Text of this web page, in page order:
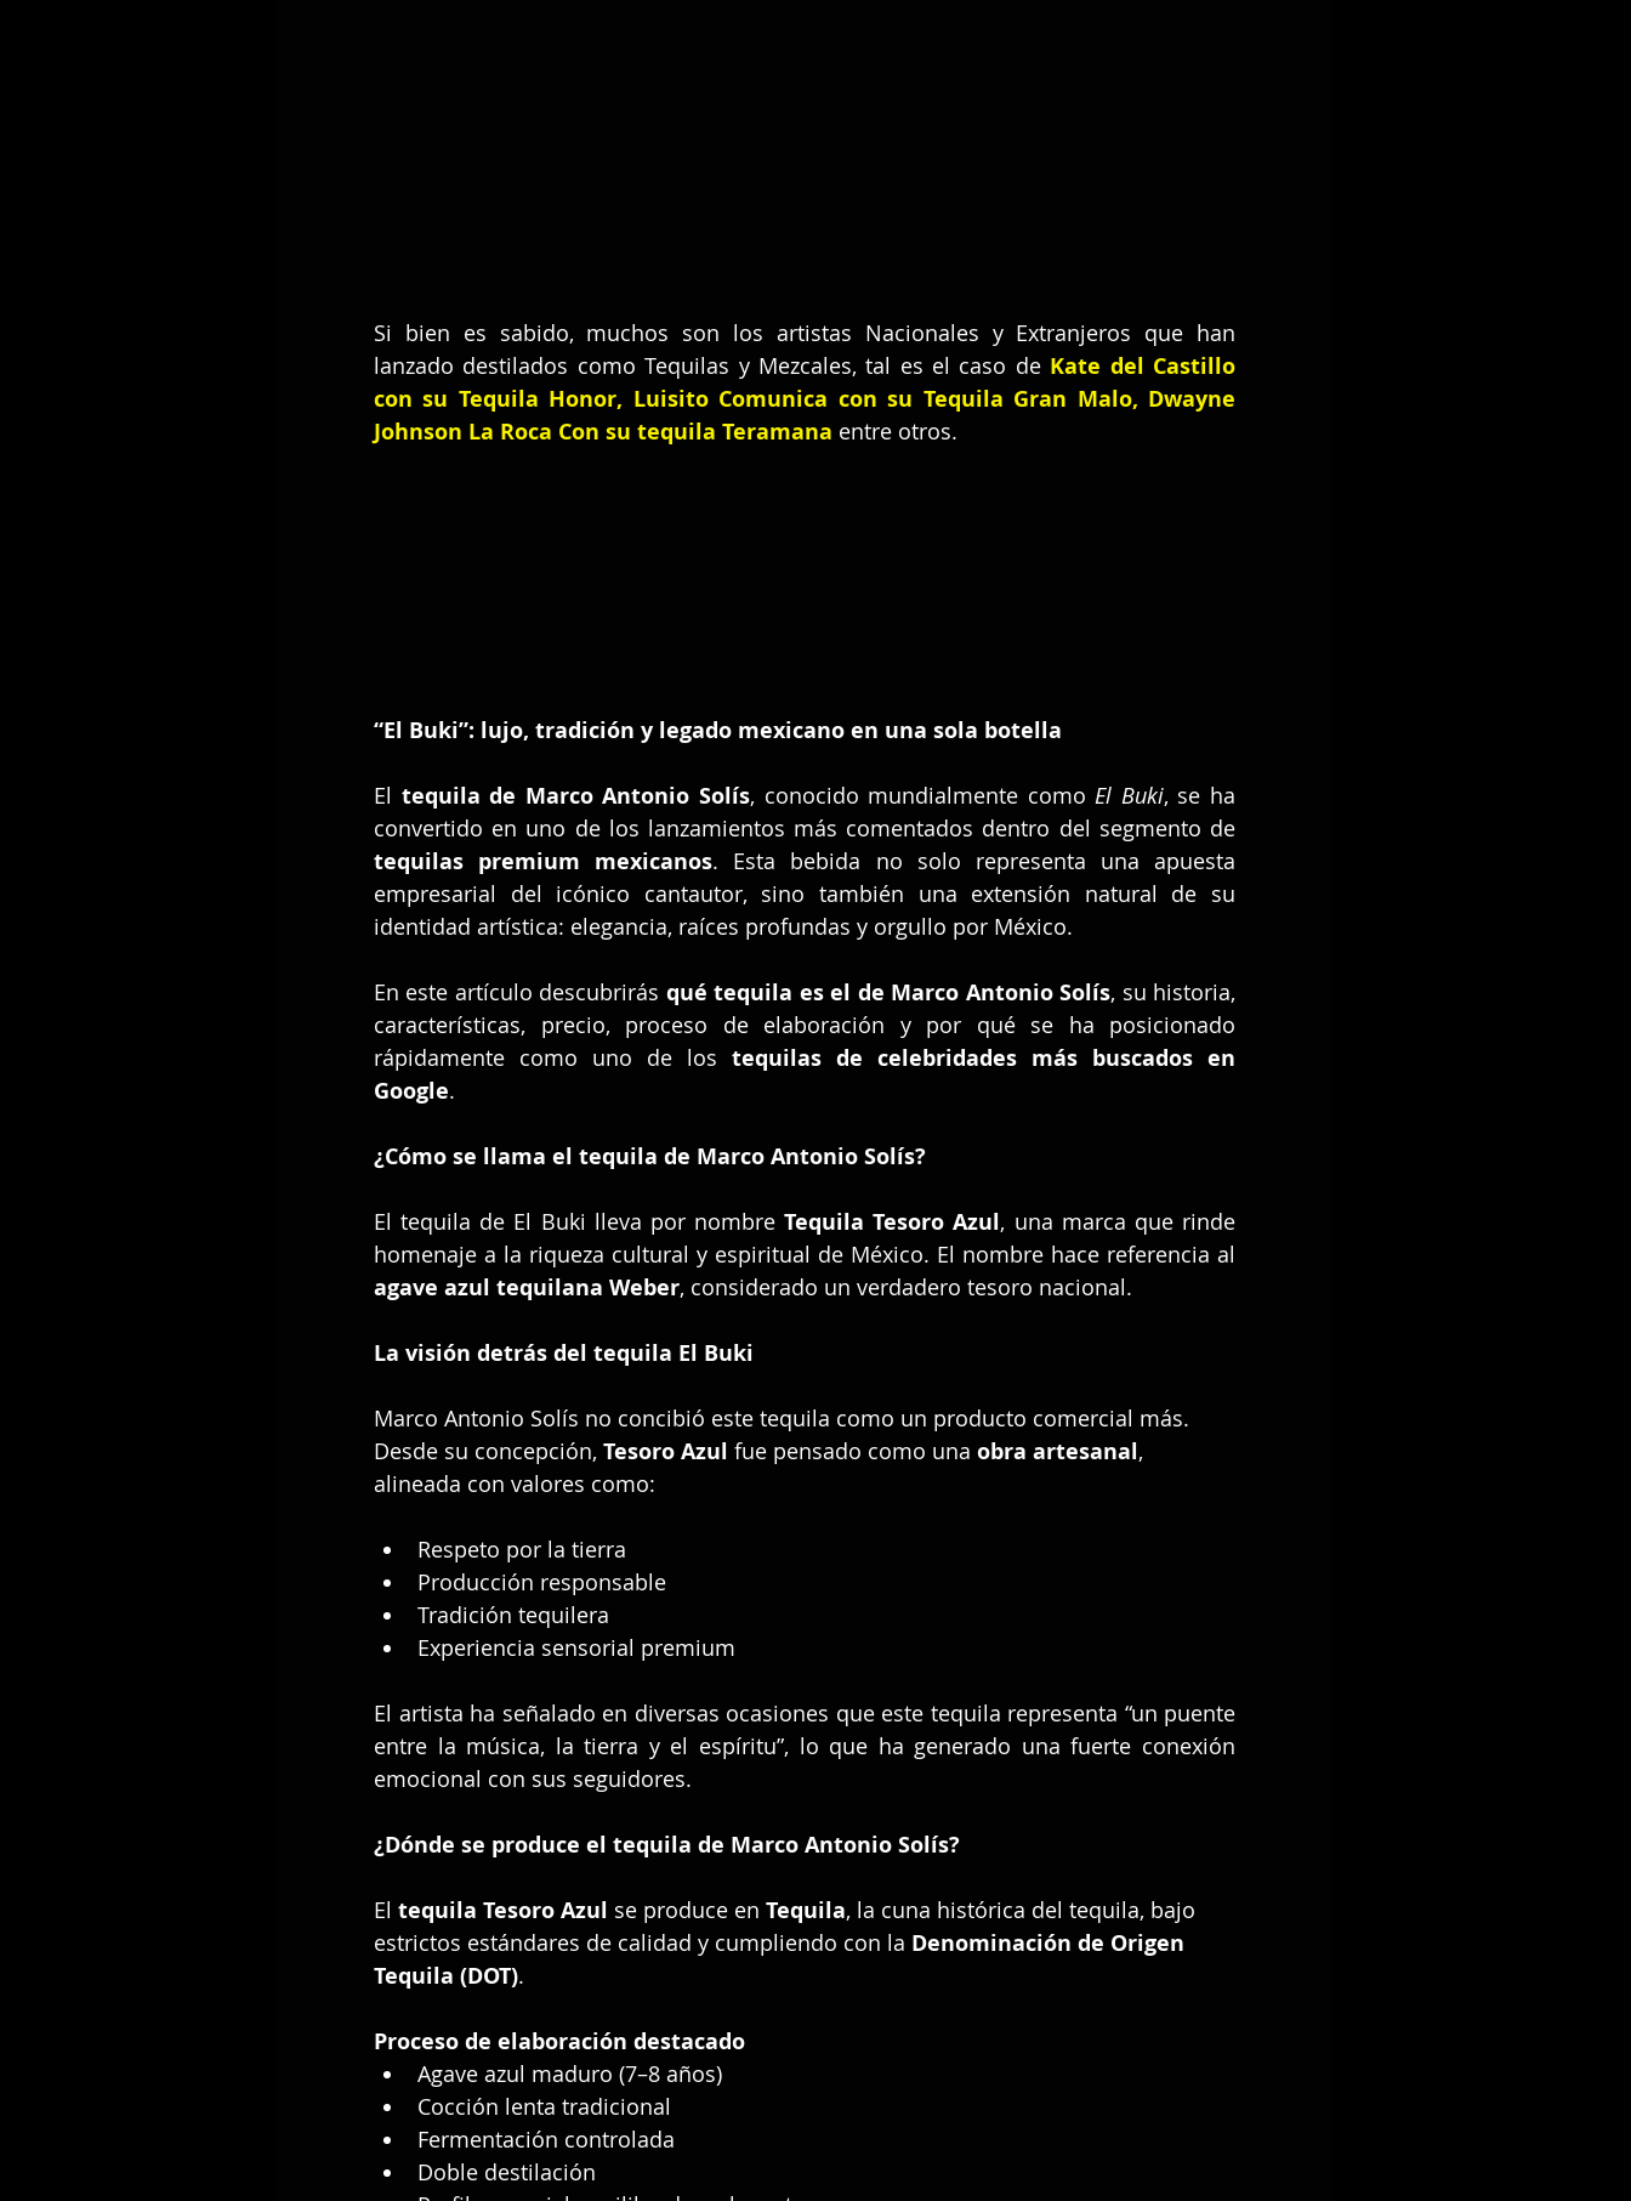
Si bien es sabido, muchos son los artistas Nacionales y Extranjeros que han
lanzado destilados como Tequilas y Mezcales, tal es el caso de Kate del Castillo
con su Tequila Honor, Luisito Comunica con su Tequila Gran Malo, Dwayne
Johnson La Roca Con su tequila Teramana entre otros.
“El Buki”: lujo, tradición y legado mexicano en una sola botella
El tequila de Marco Antonio Solís, conocido mundialmente como El Buki, se ha
tequilas premium mexicanos. Esta bebida no solo representa una apuesta
empresarial del icónico cantautor, sino también una extensión natural de su
identidad artística: elegancia, raíces profundas y orgullo por México.
En este artículo descubrirás qué tequila es el de Marco Antonio Solís, su historia,
características, precio, proceso de elaboración y por qué se ha posicionado
rápidamente como uno de los tequilas de celebridades más buscados en
Google.
¿Cómo se llama el tequila de Marco Antonio Solís?
El tequila de El Buki lleva por nombre Tequila Tesoro Azul, una marca que rinde
agave azul tequilana Weber, considerado un verdadero tesoro nacional.
La visión detrás del tequila El Buki
Marco Antonio Solís no concibió este tequila como un producto comercial más.
Desde su concepción, Tesoro Azul fue pensado como una obra artesanal,
alineada con valores como:
Respeto por la tierra
Producción responsable
Tradición tequilera
Experiencia sensorial premium
El artista ha señalado en diversas ocasiones que este tequila representa “un puente
entre la música, la tierra y el espíritu”, lo que ha generado una fuerte conexión
emocional con sus seguidores.
¿Dónde se produce el tequila de Marco Antonio Solís?
El tequila Tesoro Azul se produce en Tequila, la cuna histórica del tequila, bajo
estrictos estándares de calidad y cumpliendo con la Denominación de Origen
Tequila (DOT).
Proceso de elaboración destacado
Agave azul maduro (7–8 años)
Cocción lenta tradicional
Fermentación controlada
Doble destilación